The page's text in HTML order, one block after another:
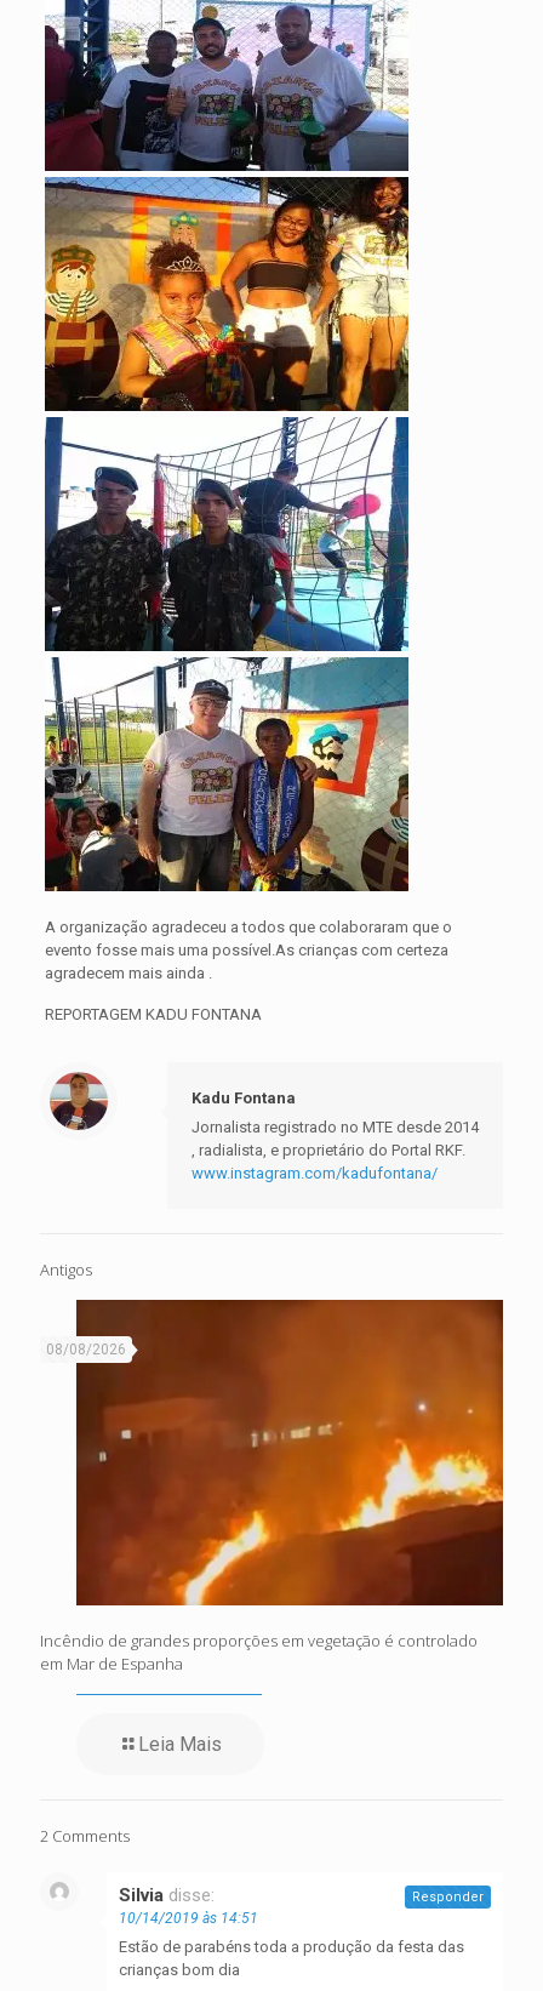
A organização agradeceu a todos que colaboraram que o
evento fosse mais uma possível.As crianças com certeza
agradecem mais ainda .
REPORTAGEM KADU FONTANA
Kadu Fontana
Jornalista registrado no MTE desde 2014
, radialista, e proprietário do Portal RKF.
www.instagram.com/kadufontana/
Antigos
08/08/2026
Incêndio de grandes proporções em vegetação é controlado
em Mar de Espanha
Leia Mais
2 Comments
Silvia disse:
10/14/2019 às 14:51
Estão de parabéns toda a produção da festa das
crianças bom dia
Responder